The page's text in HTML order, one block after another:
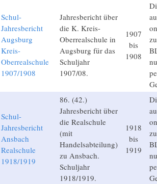
Schul-
Jahresbericht
Augsburg
Kreis-
Oberrealschule
1907/1908
Jahresbericht über
die K. Kreis-
Oberrealschule in
Augsburg für das
Schuljahr
1907/08.
1907
bis
1908
Schul-
Jahresbericht
Ansbach
Realschule
1918/1919
86. (42.)
Jahresbericht über
die Realschule
(mit
Handelsabteilung)
zu Ansbach.
Schuljahr
1918/1919.
1918
bis
1919